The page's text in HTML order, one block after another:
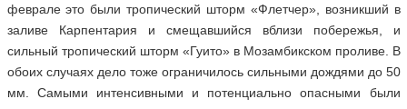
феврале это были тропический шторм «Флетчер», возникший в
заливе Карпентария и смещавшийся вблизи побережья, и
сильный тропический шторм «Гуито» в Мозамбикском проливе. В
обоих случаях дело тоже ограничилось сильными дождями до 50
мм. Самыми интенсивными и потенциально опасными были